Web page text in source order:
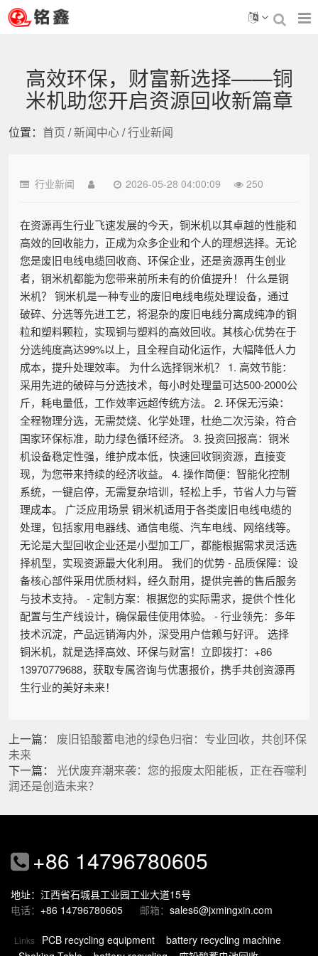
高效环保，财富新选择——铜
米机助您开启资源回收新篇章
位置： 首页 /新闻中心/行业新闻
行业新闻 2026-05-28 04:00:09 250
在资源再生行业飞速发展的今天，铜米机以其卓越的性能和
高效的回收能力，正成为众多企业和个人的理想选择。无论
您是废旧电线电缆回收商、环保企业，还是资源再生创业
者，铜米机都能为您带来前所未有的价值提升！ 什么是铜
米机？ 铜米机是一种专业的废旧电线电缆处理设备，通过
破碎、分选等先进工艺，将混杂的废旧电线分离成纯净的铜
粒和塑料颗粒，实现铜与塑料的高效回收。其核心优势在于
分选纯度高达99%以上，且全程自动化运作，大幅降低人力
成本，提升处理效率。 为什么选择铜米机？ 1. 高效节能：
采用先进的破碎与分选技术，每小时处理量可达500-2000公
斤，耗电量低，工作效率远超传统方法。 2. 环保无污染：
全程物理分选，无需焚烧、化学处理，杜绝二次污染，符合
国家环保标准，助力绿色循环经济。 3. 投资回报高：铜米
机设备稳定性强，维护成本低，快速回收铜资源，直接变
现，为您带来持续的经济收益。 4. 操作简便：智能化控制
系统，一键启停，无需复杂培训，轻松上手，节省人力与管
理成本。 广泛应用场景 铜米机适用于各类废旧电线电缆的
处理，包括家用电器线、通信电缆、汽车电线、网络线等。
无论是大型回收企业还是小型加工厂，都能根据需求灵活选
择机型，实现资源最大化利用。 我们的优势 - 品质保障：设
备核心部件采用优质材料，经久耐用，提供完善的售后服务
与技术支持。 - 定制方案：根据您的实际需求，提供个性化
配置与生产线设计，确保最佳使用体验。 - 行业领先：多年
技术沉淀，产品远销海内外，深受用户信赖与好评。 选择
铜米机，就是选择高效、环保与财富！立即拨打：+86
13970779688，获取专属咨询与优惠报价，携手共创资源再
生行业的美好未来！
上一篇： 废旧铅酸蓄电池的绿色归宿：专业回收，共创环保
未来
下一篇： 光伏废弃潮来袭：您的报废太阳能板，正在吞噬利
润还是创造未来？
+86 14796780605
地址：江西省石城县工业园工业大道15号
电话： +86 14796780605 邮箱： sales6@jxmingxin.com
Links PCB recycling equipment
battery recycling machine